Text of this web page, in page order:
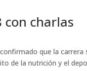
con charlas
que la carrera
de la nutrición y el